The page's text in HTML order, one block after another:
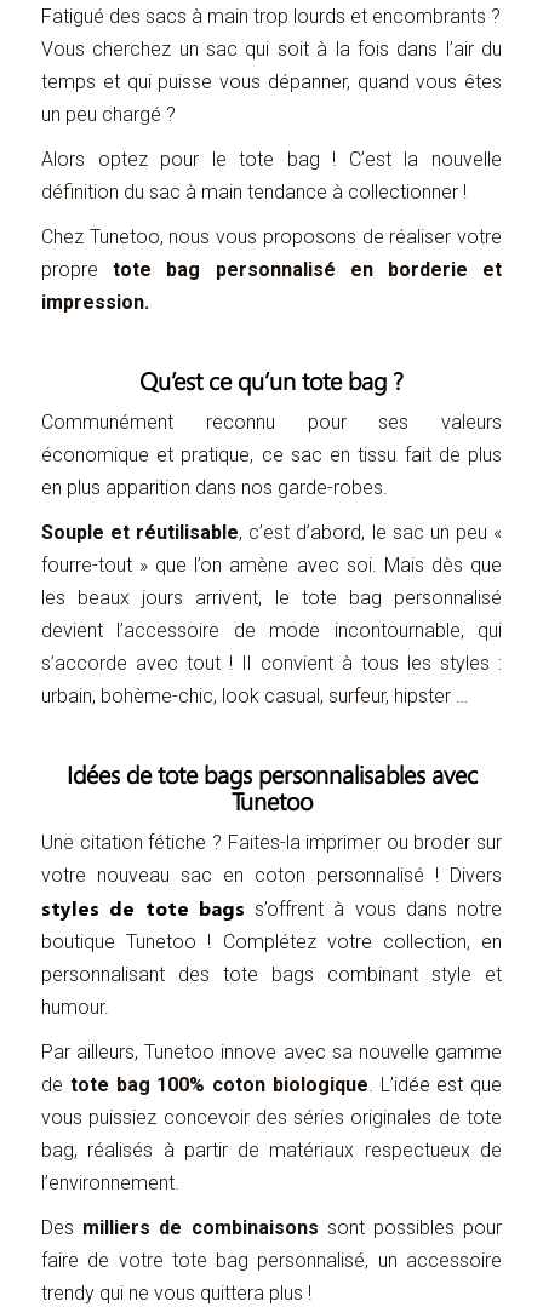
Fatigué des sacs à main trop lourds et encombrants ?
Vous cherchez un sac qui soit à la fois dans l’air du
temps et qui puisse vous dépanner, quand vous êtes
un peu chargé ?
Alors optez pour le tote bag ! C’est la nouvelle
définition du sac à main tendance à collectionner !
Chez Tunetoo, nous vous proposons de réaliser votre
propretote bag personnalisé en borderie et
impression.
Qu’est ce qu’un tote bag ?
Communément reconnu pour ses valeurs
économique et pratique, ce sac en tissu fait de plus
en plus apparition dans nos garde-robes.
Souple et réutilisable, c’est d’abord, le sac un peu «
fourre-tout » que l’on amène avec soi. Mais dès que
les beaux jours arrivent, le tote bag personnalisé
devient l’accessoire de mode incontournable, qui
s’accorde avec tout ! Il convient à tous les styles :
urbain, bohème-chic, look casual, surfeur, hipster …
Idées de tote bags personnalisables avec
Tunetoo
Une citation fétiche ? Faites-la imprimer ou broder sur
votre nouveau sac en coton personnalisé ! Divers
styles de tote bags s’offrent à vous dans notre
boutique Tunetoo ! Complétez votre collection, en
personnalisant des tote bags combinant style et
humour.
Par ailleurs, Tunetoo innove avec sa nouvelle gamme
de tote bag 100% coton biologique. L’idée est que
vous puissiez concevoir des séries originales de tote
bag, réalisés à partir de matériaux respectueux de
l’environnement.
Des milliers de combinaisons sont possibles pour
faire de votre tote bag personnalisé, un accessoire
trendy qui ne vous quittera plus !